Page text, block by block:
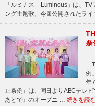
「ルミナス – Luminous」は、
ング主題歌。今回公開されたラ
条
例
年
止条例」は、同日よりABCテレ
あとで』のオープニ … 続きを読